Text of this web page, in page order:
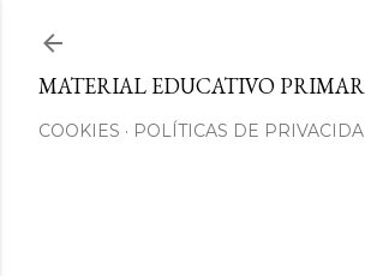
MATERIAL EDUCATIVO
COOKIES POLÍTICAS DE